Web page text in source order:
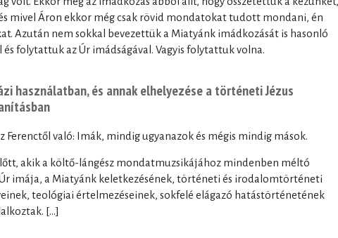
mivel Áron ekkor még csak rövid mondatokat tudott mondani, én
Azután nem sokkal bevezettük a Miatyánk imádkozását is hasonló
folytattuk az Úr imádságával. Vagyis folytattuk volna.
használatban, és annak elhelyezése a történeti Jézus
Ferenctől való: Imák, mindig ugyanazok és mégis mindig mások.
akik a költő-lángész mondatmuzsikájához mindenben méltó
imája, a Miatyánk keletkezésének, történeti és irodalomtörténeti
teológiai értelmezéseinek, sokfelé elágazó hatástörténetének
[...]